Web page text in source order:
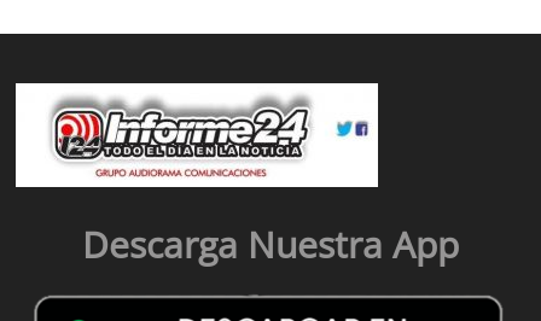
Descarga Nuestra App